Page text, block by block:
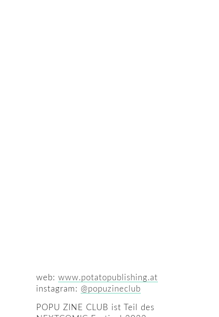
web: www.potatopublishing.at
instagram: @popuzineclub
POPU ZINE CLUB ist Teil des